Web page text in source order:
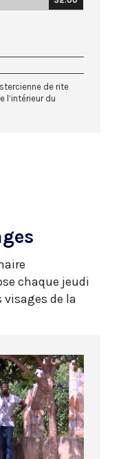
de rite
l’intérieur du
chaque jeudi
de la